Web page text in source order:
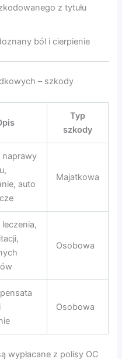
z tytułu
ból i cierpienie
– szkody
Typ
szkody
naprawy
auto
Majatkowa
Osobowa
Osobowa
wypłacane z polisy OC